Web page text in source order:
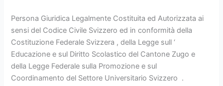
Persona Giuridica Legalmente Costituita ed Autorizzata ai
sensi del Codice Civile Svizzero ed in conformità della
Costituzione Federale Svizzera , della Legge sull ‘
Educazione e sul Diritto Scolastico del Cantone Zugo e
della Legge Federale sulla Promozione e sul
Coordinamento del Settore Universitario Svizzero .